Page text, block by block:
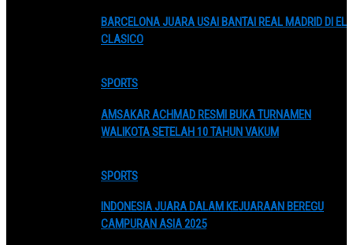
BARCELONA JUARA USAI BANTAI REAL MADRID DI EL
CLASICO
SPORTS
AMSAKAR ACHMAD RESMI BUKA TURNAMEN
WALIKOTA SETELAH 10 TAHUN VAKUM
SPORTS
INDONESIA JUARA DALAM KEJUARAAN BEREGU
CAMPURAN ASIA 2025